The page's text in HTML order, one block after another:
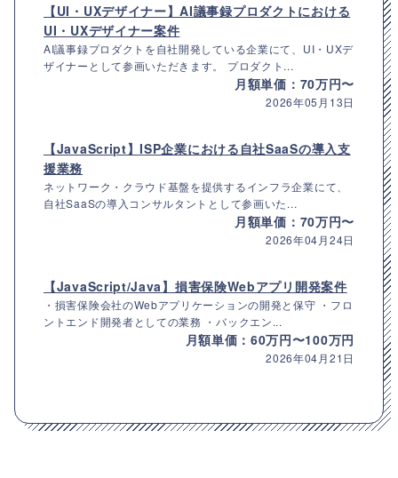
【UI・UXデザイナー】AI議事録プロダクトにおける
UI・UXデザイナー案件
AI議事録プロダクトを自社開発している企業にて、UI・UXデ
ザイナーとして参画いただきます。 プロダクト...
月額単価：70万円〜
2026年05月13日
【JavaScript】ISP企業における自社SaaSの導入支
援業務
ネットワーク・クラウド基盤を提供するインフラ企業にて、
自社SaaSの導入コンサルタントとして参画いた...
月額単価：70万円〜
2026年04月24日
【JavaScript/Java】損害保険Webアプリ開発案件
・損害保険会社のWebアプリケーションの開発と保守 ・フロ
ントエンド開発者としての業務 ・バックエン...
月額単価：60万円〜100万円
2026年04月21日